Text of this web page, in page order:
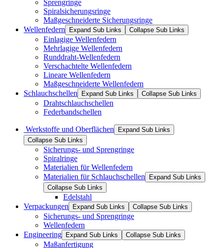
Sprengringe
Spiralsicherungsringe
Maßgeschneiderte Sicherungsringe
Wellenfedern
Expand Sub Links Collapse Sub Links
Einlagige Wellenfedern
Mehrlagige Wellenfedern
Runddraht-Wellenfedern
Verschachtelte Wellenfedern
Lineare Wellenfedern
Maßgeschneiderte Wellenfedern
Schlauchschellen
Expand Sub Links Collapse Sub Links
Drahtschlauchschellen
Federbandschellen
Werkstoffe und Oberflächen
Expand Sub Links
Collapse Sub Links
Sicherungs- und Sprengringe
Spiralringe
Materialien für Wellenfedern
Materialien für Schlauchschellen
Expand Sub Links
Collapse Sub Links
Edelstahl
Verpackungen
Expand Sub Links Collapse Sub Links
Sicherungs- und Sprengringe
Wellenfedern
Engineering
Expand Sub Links Collapse Sub Links
Maßanfertigung